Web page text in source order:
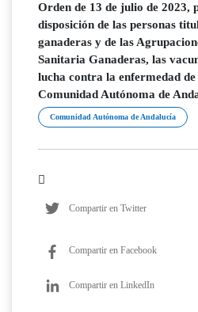
Orden de 13 de julio de 2023,
disposición de las personas
ganaderas y de las
Sanitaria Ganaderas, las
lucha contra la enfermedad
Comunidad Autónoma de
Comunidad Autónoma de Andalucía
Compartir en Twitter
Compartir en Facebook
Compartir en LinkedIn